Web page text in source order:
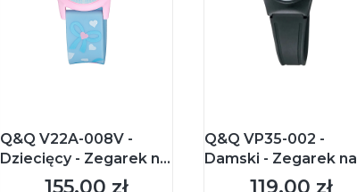
Q&Q V22A-008V -
Dziecięcy - Zegarek na
Cena
Q&Q VP35-002 -
Damski - Zegarek na
Cena